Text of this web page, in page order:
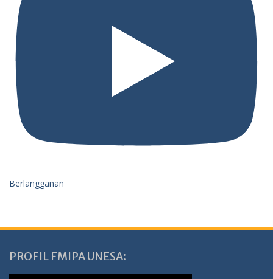
Berlangganan
PROFIL FMIPA UNESA: